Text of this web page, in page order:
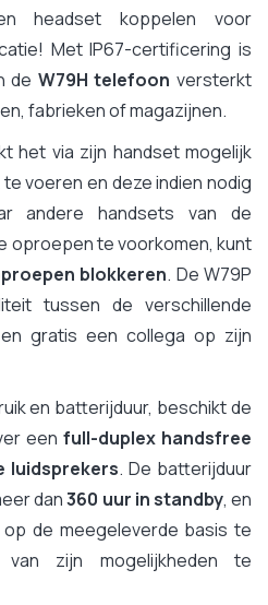
headset koppelen voor
Met IP67-certificering is
de W79H telefoon versterkt
fabrieken of magazijnen.
het via zijn handset mogelijk
voeren en deze indien nodig
andere handsets van de
oproepen te voorkomen, kunt
blokkeren. De W79P
tussen de verschillende
gratis een collega op zijn
en batterijduur, beschikt de
eenfull-duplex handsfree
luidsprekers. De batterijduur
dan360 uur in standby, en
de meegeleverde basis te
zijn mogelijkheden te